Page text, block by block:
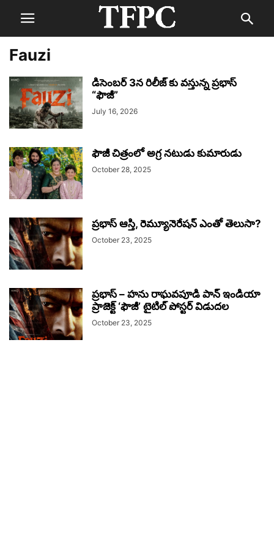
Fauzi
డిసెంబర్ 3న రిలీజ్ కు వస్తున్న ప్రభాస్
“ఫౌజీ”
July 16, 2026
ఫౌజీ చిత్రంలో అగ్ర నటుడు కుమారుడు
October 28, 2025
ప్రభాస్ ఆస్తి, రెమ్యూనెరేషన్ ఎంతో తెలుసా?
October 23, 2025
ప్రభాస్ – హను రాఘవపూడి పాన్ ఇండియా
ప్రాజెక్ట్ ‘ఫౌజీ’ టైటిల్ పోస్టర్ విడుదల
October 23, 2025